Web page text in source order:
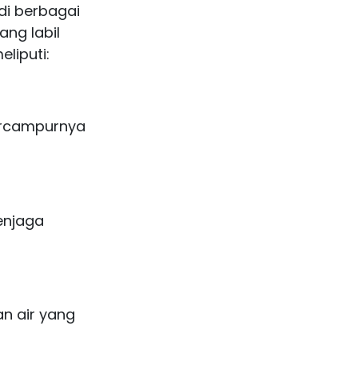
berbagai
labil
air yang